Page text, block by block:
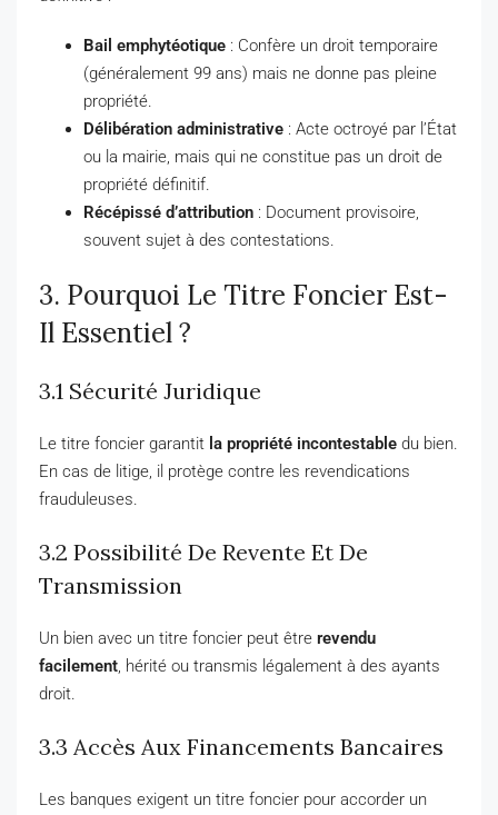
Bail emphytéotique : Confère un droit temporaire
(généralement 99 ans) mais ne donne pas pleine
propriété.
Délibération administrative : Acte octroyé par l’État
ou la mairie, mais qui ne constitue pas un droit de
propriété définitif.
Récépissé d’attribution : Document provisoire,
souvent sujet à des contestations.
3. Pourquoi Le Titre Foncier Est-
Il Essentiel ?
3.1 Sécurité Juridique
Le titre foncier garantit la propriété incontestable du bien.
En cas de litige, il protège contre les revendications
frauduleuses.
3.2 Possibilité De Revente Et De
Transmission
Un bien avec un titre foncier peut être revendu
facilement , hérité ou transmis légalement à des ayants
droit.
3.3 Accès Aux Financements Bancaires
Les banques exigent un titre foncier pour accorder un